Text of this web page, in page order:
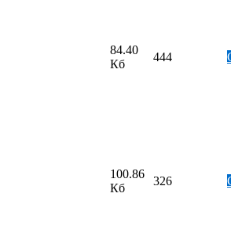
84.40
Кб
444
100.86
Кб
326